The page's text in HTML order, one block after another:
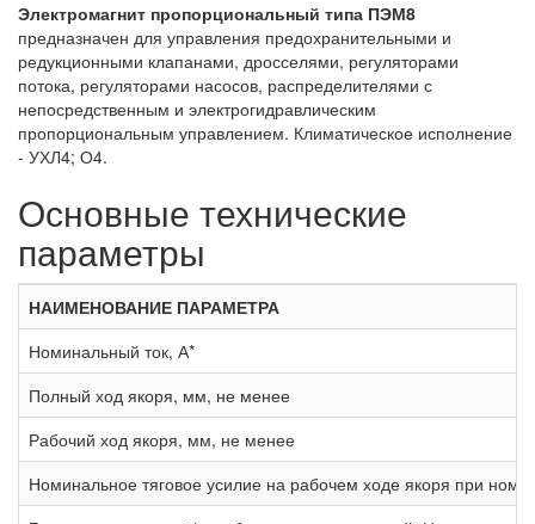
Электромагнит пропорциональный типа ПЭМ8
предназначен для управления предохранительными и
редукционными клапанами, дросселями, регуляторами
потока, регуляторами насосов, распределителями с
непосредственным и электрогидравлическим
пропорциональным управлением. Климатическое исполнение
- УХЛ4; О4.
Основные технические
параметры
НАИМЕНОВАНИЕ ПАРАМЕТРА
Номинальный ток, А*
Полный ход якоря, мм, не менее
Рабочий ход якоря, мм, не менее
Номинальное тяговое усилие на рабочем ходе якоря при